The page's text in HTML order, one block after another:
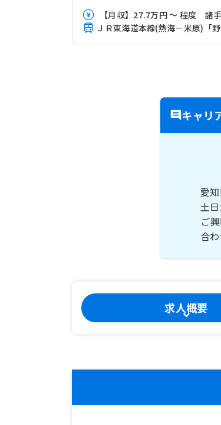
【月収】27.7万円 ～ 程度 諸
キャリ
愛
土
ご
求人概要